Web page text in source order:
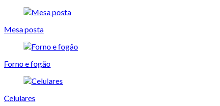
Mesa posta
Forno e fogão
Celulares